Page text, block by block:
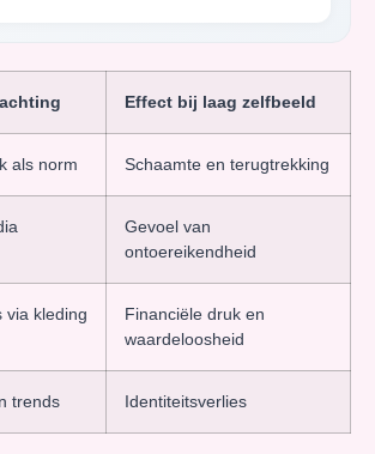
Effect bij laag zelfbeeld
als norm Schaamte en terugtrekking
Gevoel van
ontoereikendheid
via kleding
Financiële druk en
waardeloosheid
trends Identiteitsverlies